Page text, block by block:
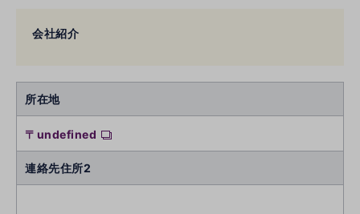
会社紹介
所在地
〒undefined
連絡先住所2